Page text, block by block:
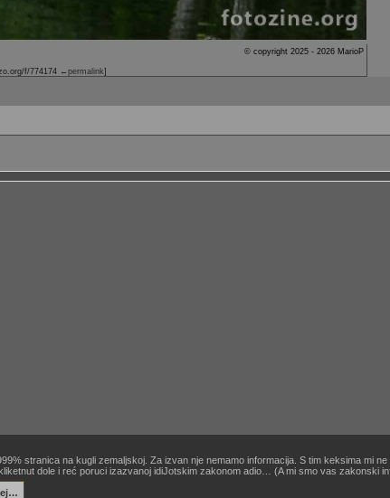
© copyright 2025 - 2026 MarioP
f/774174 ←permalink]
:. …&obavezno štivo!
stranica na kugli zemaljskoj. Za izvan nje nemamo informacija. S tim keksima mi
dole i reć poruci izazvanoj idiJotskim zakonom adio… (A mi smo vas zakonski